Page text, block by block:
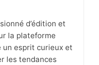
d’édition et
la plateforme
un esprit curieux et
les tendances